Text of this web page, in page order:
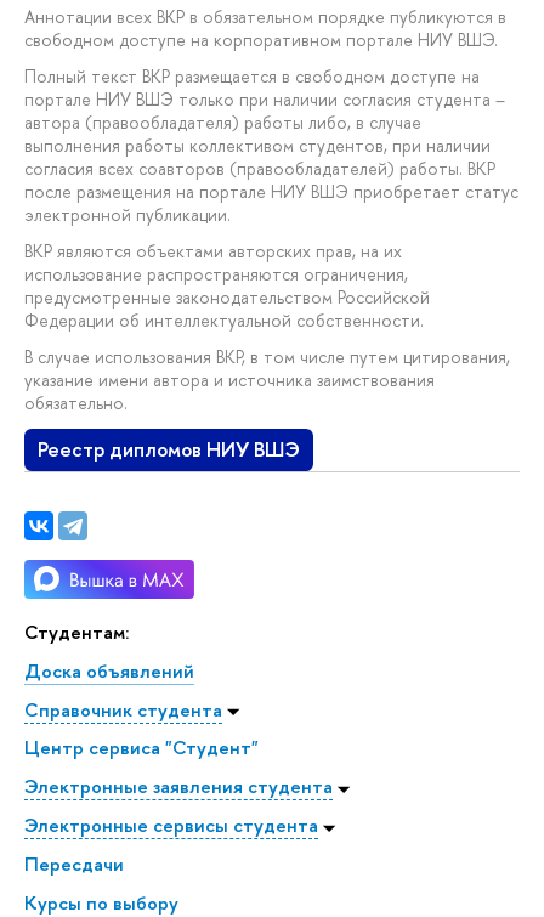
Студентам:
Доска объявлений
Справочник студента
Центр сервиса "Студент"
Электронные заявления студента
Электронные сервисы студента
Пересдачи
Курсы по выбору
Аннотации всех ВКР в обязательном порядке публикуются в
свободном доступе на корпоративном портале НИУ ВШЭ.
Полный текст ВКР размещается в свободном доступе на
портале НИУ ВШЭ только при наличии согласия студента –
автора (правообладателя) работы либо, в случае
выполнения работы коллективом студентов, при наличии
согласия всех соавторов (правообладателей) работы. ВКР
после размещения на портале НИУ ВШЭ приобретает статус
электронной публикации.
ВКР являются объектами авторских прав, на их
использование распространяются ограничения,
предусмотренные законодательством Российской
Федерации об интеллектуальной собственности.
В случае использования ВКР, в том числе путем цитирования,
указание имени автора и источника заимствования
обязательно.
Реестр дипломов НИУ ВШЭ